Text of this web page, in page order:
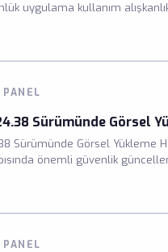
uygulama kullanım
PANEL
Sürümünde Görsel
Sürümünde Görsel Yükleme
önemli güvenlik
PANEL